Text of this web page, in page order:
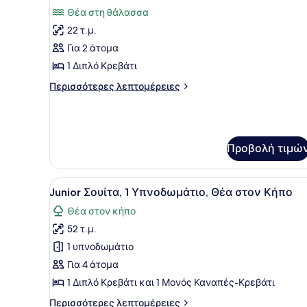
Κήπο
των
φωτογραφιών
για
Δίκλινο
Δωμάτιο
(Double),
Θέα στη θάλασσα
22 τ.μ.
Για 2 άτομα
1 Διπλό Κρεβάτι
Περισσότερες λεπτομέρειες
Περισσότερες
Θέα
στη
Θάλασσα
Προβολή
Προβολή
όλων
των
φωτογραφιών
για
Junior
Σουίτα,
1
Ένα δωμάτιο ξενοδοχείου
6
Junior Σουίτα, 1 Υπνοδωμάτιο, Θέα στον Κήπο
Θέα στον κήπο
52 τ.μ.
1 υπνοδωμάτιο
Για 4 άτομα
1 Διπλό Κρεβάτι και 1 Μονός Καναπές-Κρεβάτι
Περισσότερες λεπτομέρειες
Περισσότερες